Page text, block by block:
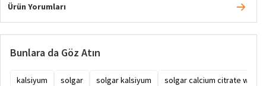
Ürün Yorumları
Bunlara da Göz Atın
kalsiyum solgar solgar kalsiyum solgar calcium citrate with